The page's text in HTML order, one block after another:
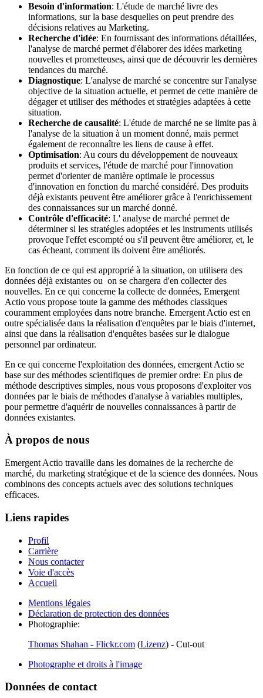
Besoin d'information: L'étude de marché livre des
informations, sur la base desquelles on peut prendre des
décisions relatives au Marketing.
Recherche d'idée: En fournissant des informations détaillées,
l'analyse de marché permet d'élaborer des idées marketing
nouvelles et prometteuses, ainsi que de découvrir les dernières
tendances du marché.
Diagnostique: L'analyse de marché se concentre sur l'analyse
objective de la situation actuelle, et permet de cette manière de
dégager et utiliser des méthodes et stratégies adaptées à cette
situation.
Recherche de causalité: L'étude de marché ne se limite pas à
l'analyse de la situation à un moment donné, mais permet
également de reconnaître les liens de cause à effet.
Optimisation: Au cours du développement de nouveaux
produits et services, l'étude de marché pour l'innovation
permet d'orienter de manière optimale le processus
d'innovation en fonction du marché considéré. Des produits
déjà existants peuvent être améliorer grâce à l'enrichissement
des connaissances sur un marché donné.
Contrôle d'efficacité: L' analyse de marché permet de
déterminer si les stratégies adoptées et les instruments utilisés
provoque l'effet escompté ou s'il peuvent être améliorer, et, le
cas écheant, comment ils doivent être améliorés.
En fonction de ce qui est approprié à la situation, on utilisera des
données déjà existantes ou on se chargera d'en collecter des
nouvelles. En ce qui concerne la collecte de données, Emergent
Actio vous propose toute la gamme des méthodes classiques
couramment employées dans notre branche. Emergent Actio est en
outre spécialisée dans la réalisation d'enquêtes par le biais d'internet,
ainsi que dans la réalisation d'enquêtes basées sur le dialogue
personnel par ordinateur.
En ce qui concerne l'exploitation des données, emergent Actio se
base sur des méthodes scientifiques de premier ordre: En plus de
méthode descriptives simples, nous vous proposons d'exploiter vos
données par le biais de méthodes d'analyse à variables multiples,
pour permettre d'aquérir de nouvelles connaissances à partir de
données existantes.
À propos de nous
Emergent Actio travaille dans les domaines de la recherche de
marché, du marketing stratégique et de la science des données. Nous
combinons des concepts actuels avec des solutions techniques
efficaces.
Liens rapides
Profil
Carrière
Nous contacter
Voie d'accès
Accueil
Mentions légales
Déclaration de protection des données
Photographie:
Thomas Shahan - Flickr.com (Lizenz) - Cut-out
Photographe et droits à l'image
Données de contact